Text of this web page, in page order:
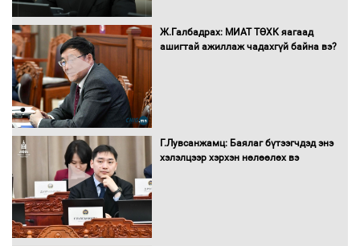
Бүх шатанд хэмнэлтийн горимд
шилжиж, найр наадам, зөвлөгөөн,
Ж.Галбадрах: МИАТ ТӨХК яагаад
ашигтай ажиллаж чадахгүй байна вэ?
Г.Лувсанжамц: Баялаг бүтээгчдэд энэ
хэлэлцээр хэрхэн нөлөөлөх вэ